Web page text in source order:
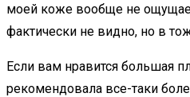
моей коже вообще не
фактически не видно, но в
Если вам нравится большая
рекомендовала все-таки